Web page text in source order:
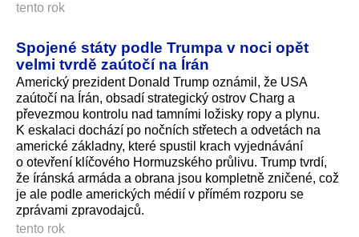
tento rok
Spojené státy podle Trumpa v noci opět
velmi tvrdě zaútočí na Írán
Americký prezident Donald Trump oznámil, že USA
zaútočí na Írán, obsadí strategický ostrov Charg a
převezmou kontrolu nad tamními ložisky ropy a plynu.
K eskalaci dochází po nočních střetech a odvetách na
americké základny, které spustil krach vyjednávání
o otevření klíčového Hormuzského průlivu. Trump tvrdí,
že íránská armáda a obrana jsou kompletně zničené, což
je ale podle amerických médií v přímém rozporu se
zprávami zpravodajců.
tento rok